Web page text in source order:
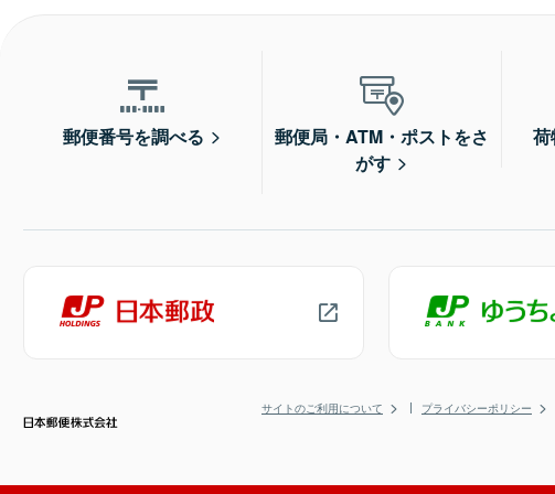
郵便番号を調べる
郵便局・ATM・ポストをさ
がす
サイトのご利用について プライバシーポリシー